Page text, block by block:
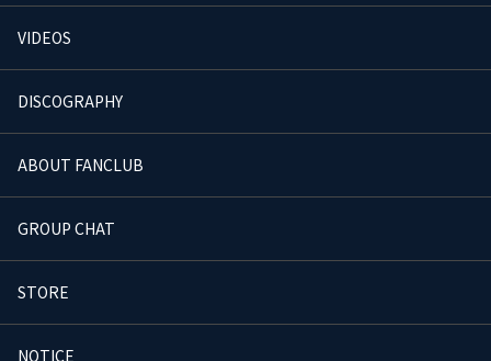
VIDEOS
DISCOGRAPHY
ABOUT FANCLUB
GROUP CHAT
STORE
NOTICE